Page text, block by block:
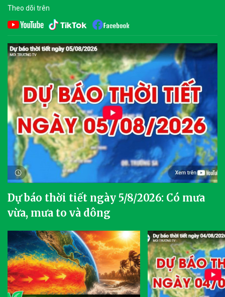
Theo dõi trên
Dự báo thời tiết ngày 5/8/2026: Có mưa
vừa, mưa to và dông